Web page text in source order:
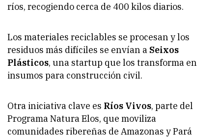
ríos, recogiendo cerca de 400 kilos diarios.
Los materiales reciclables se procesan y los
residuos más difíciles se envían a Seixos
Plásticos, una startup que los transforma en
insumos para construcción civil.
Otra iniciativa clave es Ríos Vivos, parte del
Programa Natura Elos, que moviliza
comunidades ribereñas de Amazonas y Pará